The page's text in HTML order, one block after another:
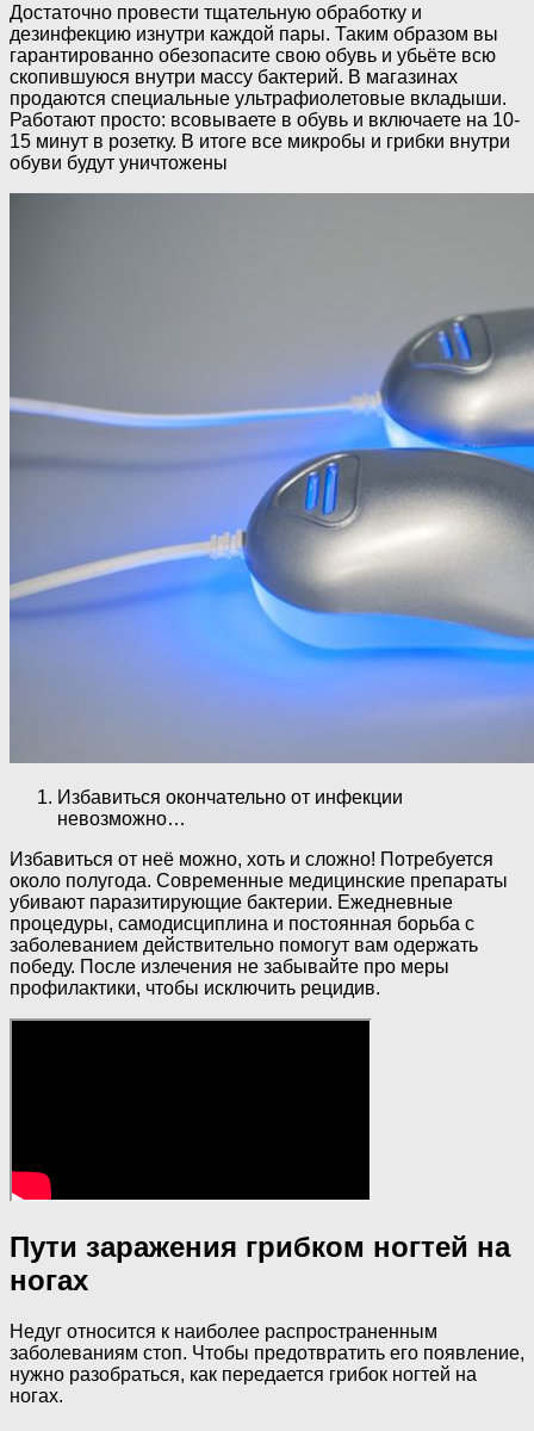
Достаточно провести тщательную обработку и
дезинфекцию изнутри каждой пары. Таким образом вы
гарантированно обезопасите свою обувь и убьёте всю
скопившуюся внутри массу бактерий. В магазинах
продаются специальные ультрафиолетовые вкладыши.
Работают просто: всовываете в обувь и включаете на 10-
15 минут в розетку. В итоге все микробы и грибки внутри
обуви будут уничтожены
Избавиться окончательно от инфекции
невозможно…
Избавиться от неё можно, хоть и сложно! Потребуется
около полугода. Современные медицинские препараты
убивают паразитирующие бактерии. Ежедневные
процедуры, самодисциплина и постоянная борьба с
заболеванием действительно помогут вам одержать
победу. После излечения не забывайте про меры
профилактики, чтобы исключить рецидив.
Пути заражения грибком ногтей на
ногах
Недуг относится к наиболее распространенным
заболеваниям стоп. Чтобы предотвратить его появление,
нужно разобраться, как передается грибок ногтей на
ногах.